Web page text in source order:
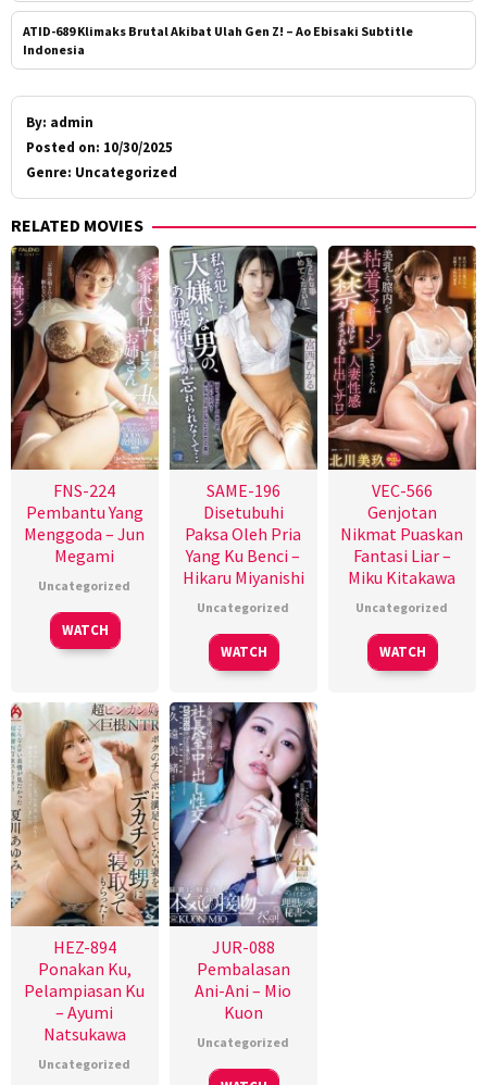
ATID-689 Klimaks Brutal Akibat Ulah Gen Z! – Ao Ebisaki Subtitle
Indonesia
By: admin
Posted on: 10/30/2025
Genre: Uncategorized
RELATED MOVIES
FNS-224
Pembantu Yang
Menggoda – Jun
Megami
Uncategorized
WATCH
SAME-196
Disetubuhi
Paksa Oleh Pria
Yang Ku Benci –
Hikaru Miyanishi
Uncategorized
WATCH
VEC-566
Genjotan
Nikmat Puaskan
Fantasi Liar –
Miku Kitakawa
Uncategorized
WATCH
HEZ-894
Ponakan Ku,
Pelampiasan Ku
– Ayumi
Natsukawa
Uncategorized
JUR-088
Pembalasan
Ani-Ani – Mio
Kuon
Uncategorized